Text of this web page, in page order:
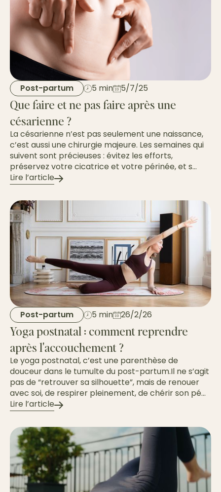
Post-partum 5 min 5/7/25
Que faire et ne pas faire après une
césarienne ?
La césarienne n’est pas seulement une naissance,
c’est aussi une chirurgie majeure. Les semaines qui
suivent sont précieuses : évitez les efforts,
préservez votre cicatrice et votre périnée, et s...
Lire l’article
Post-partum 5 min 26/2/26
Yoga postnatal : comment reprendre
après l'accouchement ?
Le yoga postnatal, c’est une parenthèse de
douceur dans le tumulte du post-partum.Il ne s’agit
pas de “retrouver sa silhouette”, mais de renouer
avec soi, de respirer pleinement, de chérir son pé...
Lire l’article